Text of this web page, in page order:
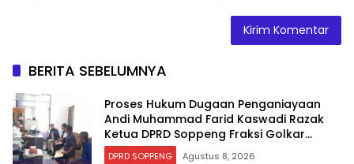
BERITA SEBELUMNYA
Proses Hukum Dugaan Penganiayaan
Andi Muhammad Farid Kaswadi Razak
Ketua DPRD Soppeng Fraksi Golkar
Tetap Berlanjut
DPRD SOPPENG Agustus 8, 2026